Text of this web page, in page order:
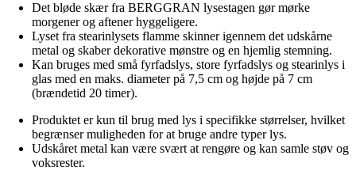
Det bløde skær fra BERGGRAN lysestagen gør mørke
morgener og aftener hyggeligere.
Lyset fra stearinlysets flamme skinner igennem det udskårne
metal og skaber dekorative mønstre og en hjemlig stemning.
Kan bruges med små fyrfadslys, store fyrfadslys og stearinlys i
glas med en maks. diameter på 7,5 cm og højde på 7 cm
(brændetid 20 timer).
Produktet er kun til brug med lys i specifikke størrelser, hvilket
begrænser muligheden for at bruge andre typer lys.
Udskåret metal kan være svært at rengøre og kan samle støv og
voksrester.